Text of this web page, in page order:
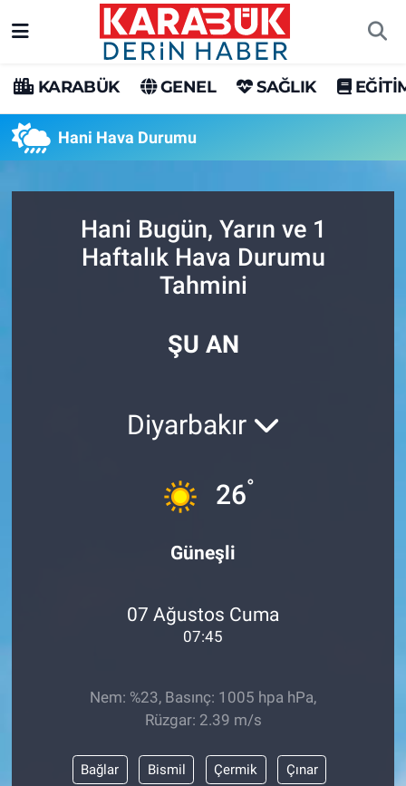
KARABÜK GENEL SAĞLIK
Hani Hava Durumu
Hani Bugün, Yarın ve 1
Haftalık Hava Durumu
Tahmini
ŞU AN
Diyarbakır
26°
Güneşli
07 Ağustos Cuma
07:45
Nem: %23, Basınç: 1005 hpa hPa,
Rüzgar: 2.39 m/s
Bağlar Bismil Çermik Çınar
Karabük Hava Durumu
Karabük Trafik Yoğunluk Haritası
Tüm Manşetler
Son Dakika Haberleri